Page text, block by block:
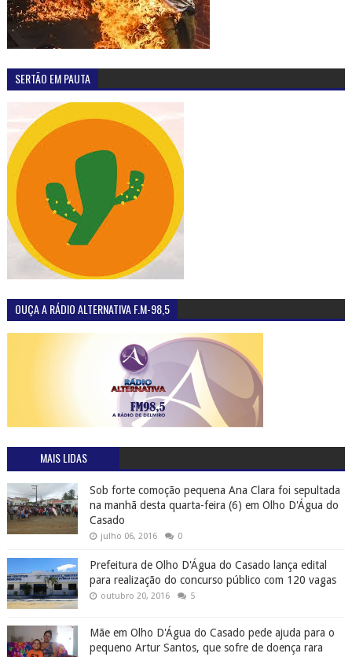
SERTÃO EM PAUTA
OUÇA A RÁDIO ALTERNATIVA F.M-98,5
MAIS LIDAS
Sob forte comoção pequena Ana Clara foi sepultada
na manhã desta quarta-feira (6) em Olho D'Água do
Casado
julho 06, 2016 0
Prefeitura de Olho D'Água do Casado lança edital
para realização do concurso público com 120 vagas
outubro 20, 2016 5
Mãe em Olho D'Água do Casado pede ajuda para o
pequeno Artur Santos, que sofre de doença rara